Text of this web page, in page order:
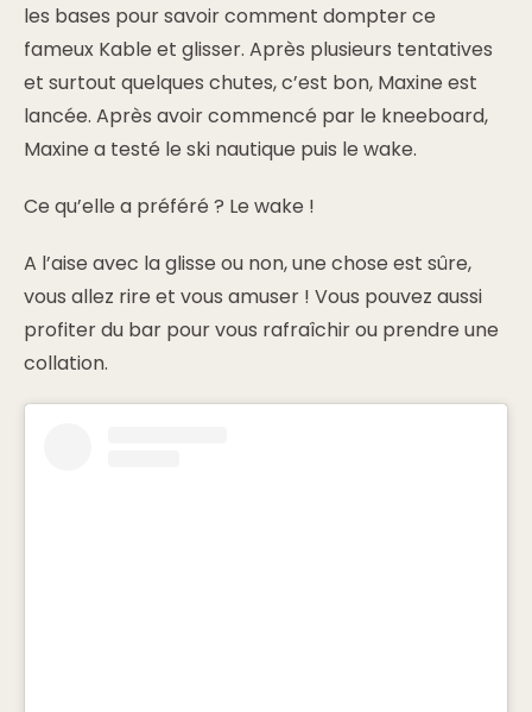
les bases pour savoir comment dompter ce
fameux Kable et glisser. Après plusieurs tentatives
et surtout quelques chutes, c’est bon, Maxine est
lancée. Après avoir commencé par le kneeboard,
Maxine a testé le ski nautique puis le wake.
Ce qu’elle a préféré ? Le wake !
A l’aise avec la glisse ou non, une chose est sûre,
vous allez rire et vous amuser ! Vous pouvez aussi
profiter du bar pour vous rafraîchir ou prendre une
collation.